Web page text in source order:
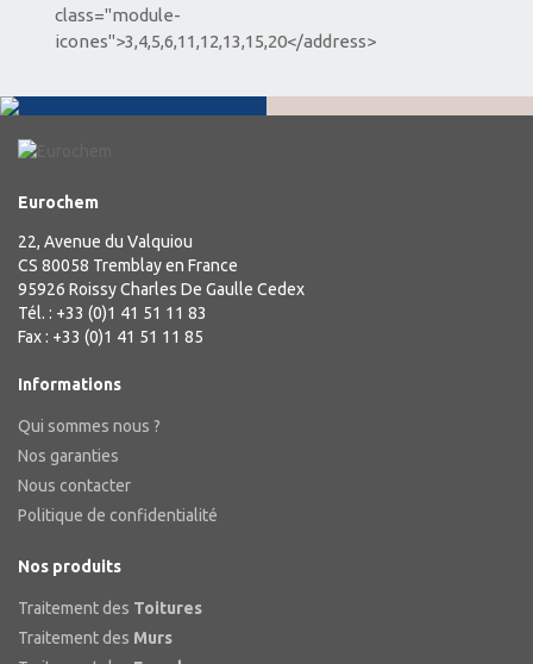
class="module-
icones">3,4,5,6,11,12,13,15,20</address>
Eurochem
22, Avenue du Valquiou
CS 80058 Tremblay en France
95926 Roissy Charles De Gaulle Cedex
Tél. : +33 (0)1 41 51 11 83
Fax : +33 (0)1 41 51 11 85
Informations
Qui sommes nous ?
Nos garanties
Nous contacter
Politique de confidentialité
Nos produits
Traitement des Toitures
Traitement des Murs